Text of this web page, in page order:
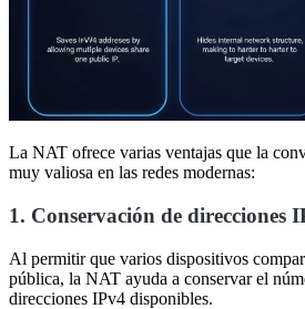
La NAT ofrece varias ventajas que la
muy valiosa en las redes modernas:
1. Conservación de direcciones
Al permitir que varios dispositivos
pública, la NAT ayuda a conservar el
direcciones IPv4 disponibles.